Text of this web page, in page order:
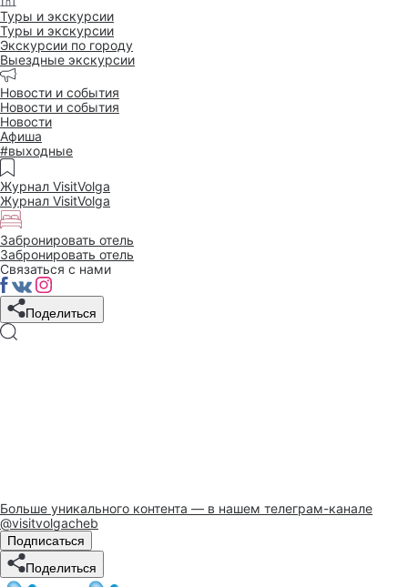
Туры и экскурсии
Туры и экскурсии
Экскурсии по городу
Выездные экскурсии
Новости и события
Новости и события
Новости
Афиша
#выходные
Журнал VisitVolga
Журнал VisitVolga
Забронировать отель
Забронировать отель
Связаться с нами
Поделиться
Больше уникального контента — в нашем телеграм-канале
@visitvolgacheb
Подписаться
Поделиться